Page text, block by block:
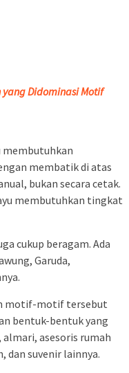
Didominasi Motif
membutuhkan
membatik di atas
bukan secara cetak.
membutuhkan tingkat
cukup beragam. Ada
Garuda,
motif-motif tersebut
bentuk-bentuk yang
asesoris rumah
dan suvenir lainnya.